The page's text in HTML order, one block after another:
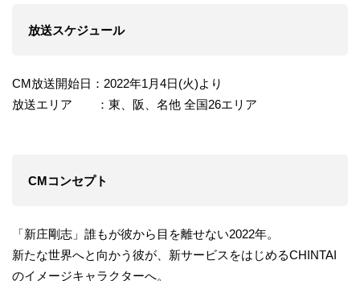
放送スケジュール
CM放送開始日：2022年1月4日(火)より
放送エリア ：東、阪、名他 全国26エリア
CMコンセプト
「新庄剛志」誰もが彼から目を離せない2022年。
新たな世界へと向かう彼が、新サービスをはじめるCHINTAI
のイメージキャラクターへ。